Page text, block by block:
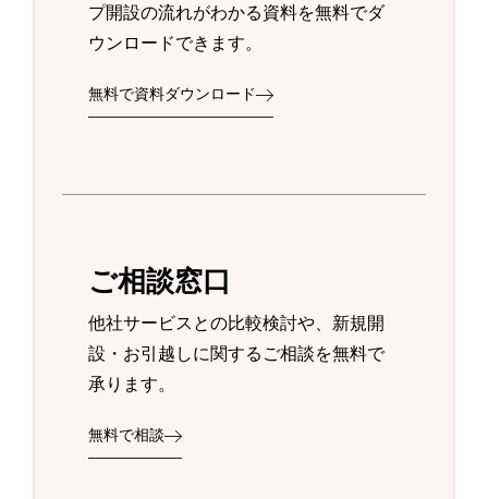
プ開設の流れがわかる資料を無料でダ
ウンロードできます。
無料で資料ダウンロード
ご相談窓口
他社サービスとの比較検討や、新規開
設・お引越しに関するご相談を無料で
承ります。
無料で相談